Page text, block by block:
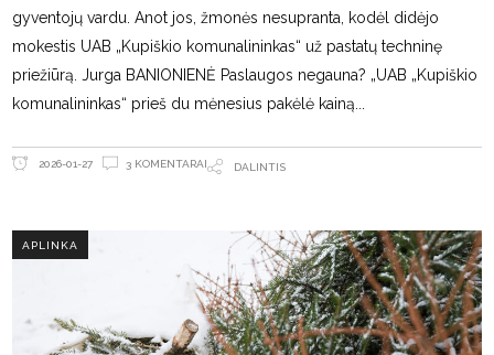
gyventojų vardu. Anot jos, žmonės nesupranta, kodėl didėjo
mokestis UAB „Kupiškio komunalininkas“ už pastatų techninę
priežiūrą. Jurga BANIONIENĖ Paslaugos negauna? „UAB „Kupiškio
komunalininkas“ prieš du mėnesius pakėlė kainą
2026-01-27 3 KOMENTARAI DALINTIS
APLINKA